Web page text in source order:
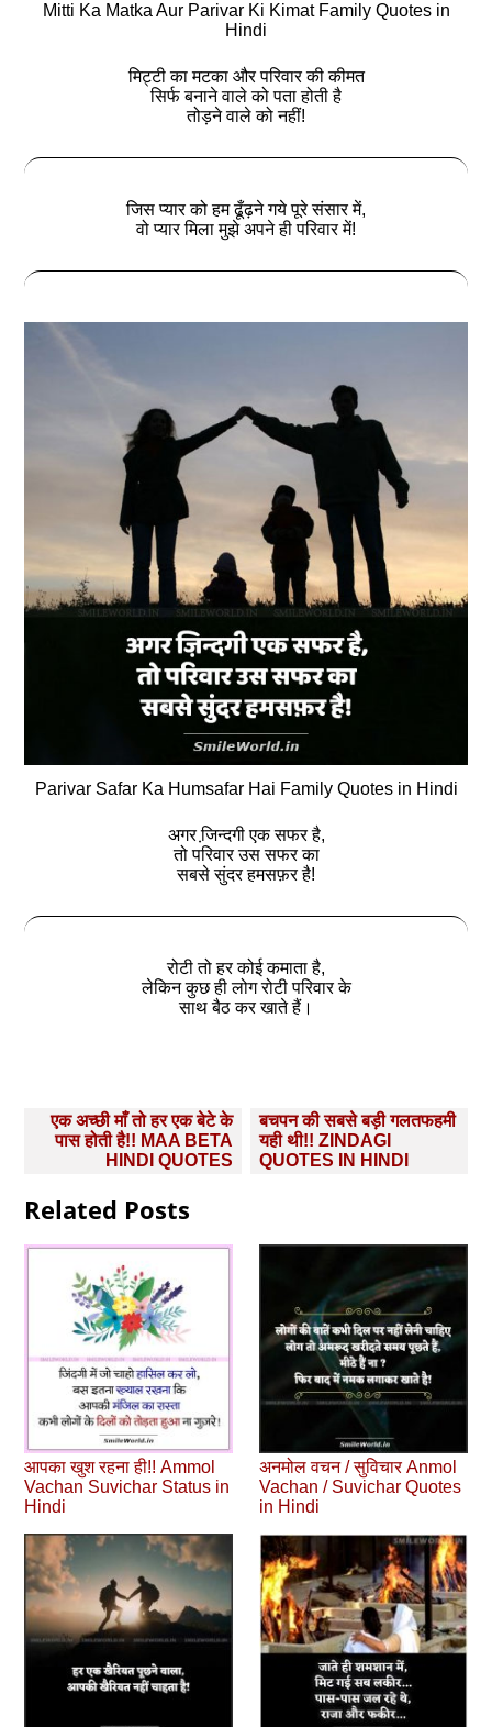
Mitti Ka Matka Aur Parivar Ki Kimat Family Quotes in
Hindi
मिट्टी का मटका और परिवार की कीमत
सिर्फ बनाने वाले को पता होती है
तोड़ने वाले को नहीं!
जिस प्यार को हम ढूँढ़ने गये पूरे संसार में,
वो प्यार मिला मुझे अपने ही परिवार में!
Parivar Safar Ka Humsafar Hai Family Quotes in Hindi
अगर जि़न्दगी एक सफर है,
तो परिवार उस सफर का
सबसे सुंदर हमसफ़र है!
रोटी तो हर कोई कमाता है,
लेकिन कुछ ही लोग रोटी परिवार के
साथ बैठ कर खाते हैं।
Post
navigation
एक अच्छी माँ तो हर एक बेटे के
पास होती है!! MAA BETA
HINDI QUOTES
बचपन की सबसे बड़ी गलतफहमी
यही थी!! ZINDAGI
QUOTES IN HINDI
Related Posts
आपका खुश रहना ही!! Ammol
Vachan Suvichar Status in
Hindi
अनमोल वचन / सुविचार Anmol
Vachan / Suvichar Quotes
in Hindi